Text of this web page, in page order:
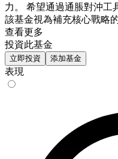
力。 希望通過通脹對沖工
該基金視為補充核心戰略
查看更多
投資此基金
立即投資 添加基金
表現